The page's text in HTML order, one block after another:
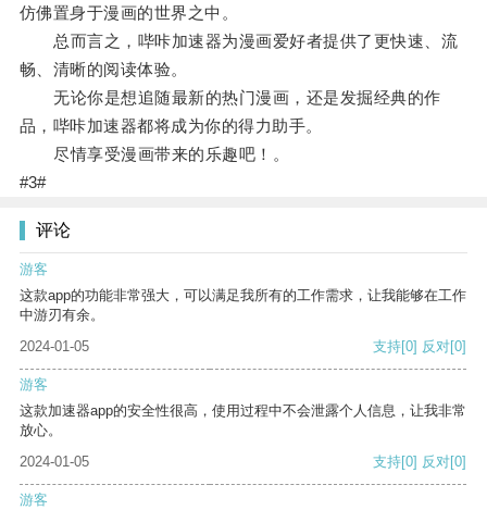
仿佛置身于漫画的世界之中。
总而言之，哔咔加速器为漫画爱好者提供了更快速、流
畅、清晰的阅读体验。
无论你是想追随最新的热门漫画，还是发掘经典的作
品，哔咔加速器都将成为你的得力助手。
尽情享受漫画带来的乐趣吧！。
#3#
评论
游客
这款app的功能非常强大，可以满足我所有的工作需求，让我能够在工作
中游刃有余。
2024-01-05
支持[0] 反对[0]
游客
这款加速器app的安全性很高，使用过程中不会泄露个人信息，让我非常
放心。
2024-01-05
支持[0] 反对[0]
游客